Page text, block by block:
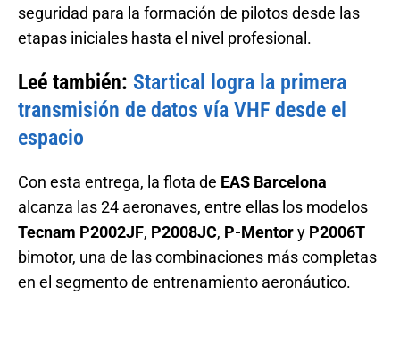
seguridad para la formación de pilotos desde las
etapas iniciales hasta el nivel profesional.
Leé también: Startical logra la primera
transmisión de datos vía VHF desde el
espacio
Con esta entrega, la flota de EAS Barcelona
alcanza las 24 aeronaves, entre ellas los modelos
Tecnam P2002JF, P2008JC, P-Mentory P2006T
bimotor, una de las combinaciones más completas
en el segmento de entrenamiento aeronáutico.